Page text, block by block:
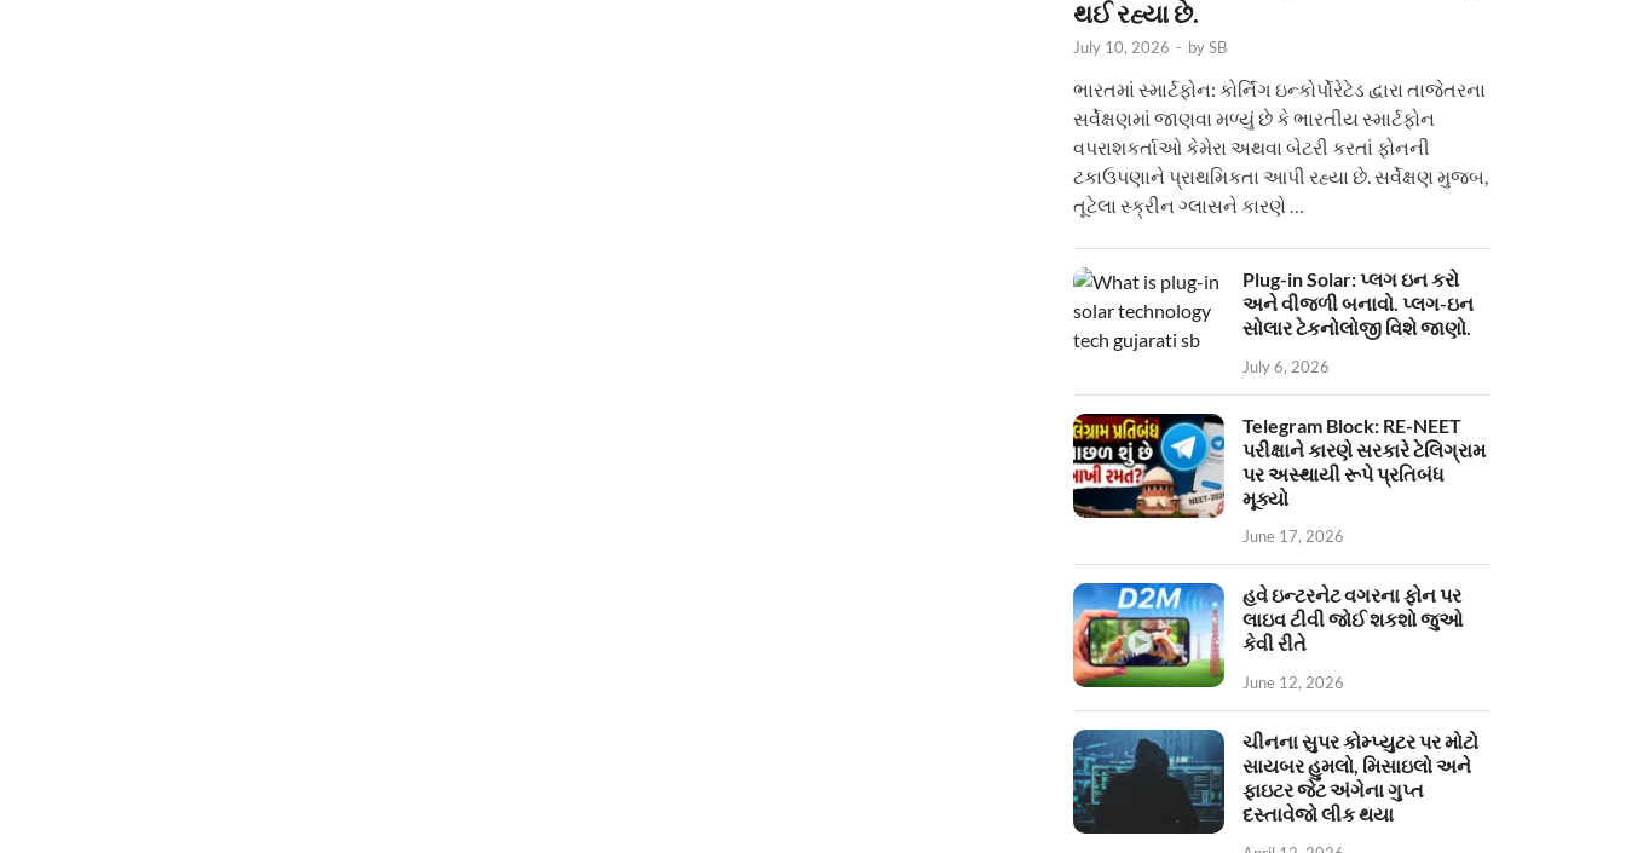
થઈ રહ્યા છે.
July 10, 2026 - bySB
ભારતમાં સ્માર્ટફોન: કોર્નિંગ ઇન્કોર્પોરેટેડ દ્વારા તાજેતરના
સર્વેક્ષણમાં જાણવા મળ્યું છે કે ભારતીય સ્માર્ટફોન
વપરાશકર્તાઓ કેમેરા અથવા બેટરી કરતાં ફોનની
ટકાઉપણાને પ્રાથમિકતા આપી રહ્યા છે. સર્વેક્ષણ મુજબ,
તૂટેલા સ્ક્રીન ગ્લાસને કારણે …
Plug-in Solar: પ્લગ ઇન કરો
અને વીજળી બનાવો. પ્લગ-ઇન
સોલાર ટેકનોલોજી વિશે જાણો.
July 6, 2026
Telegram Block: RE-NEET
પરીક્ષાને કારણે સરકારે ટેલિગ્રામ
પર અસ્થાયી રૂપે પ્રતિબંધ
મૂક્યો
June 17, 2026
હવે ઇન્ટરનેટ વગરના ફોન પર
લાઇવ ટીવી જોઈ શકશો જુઓ
કેવી રીતે
June 12, 2026
ચીનના સુપર કોમ્પ્યુટર પર મોટો
સાયબર હુમલો, મિસાઇલો અને
ફાઇટર જેટ અંગેના ગુપ્ત
દસ્તાવેજો લીક થયા